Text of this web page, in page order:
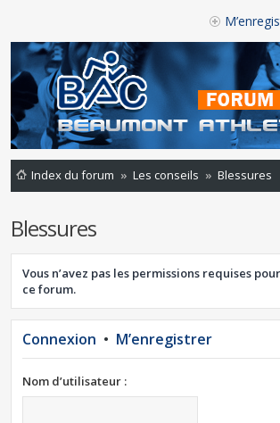
Index du forum Les conseils
Blessures
Blessures
Vous n’avez pas les permissions requises
ce forum.
Connexion • M’enregistrer
Nom d’utilisateur :